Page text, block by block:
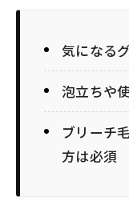
気になる
泡立ちや
ブリーチ
方は必須